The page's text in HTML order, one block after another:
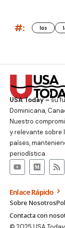
#: los
USA Today –su
Dominicana,
Nuestro
y relevante sobre
países,
periodística.
Enlace Rápido
Sobre Nosotros
Contacta con